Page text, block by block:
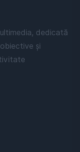
dedicată
și